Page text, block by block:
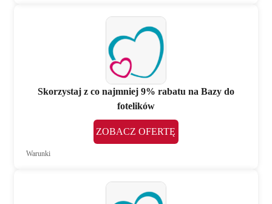
Skorzystaj z co najmniej 9% rabatu na Bazy do
fotelików
ZOBACZ OFERTĘ
Warunki